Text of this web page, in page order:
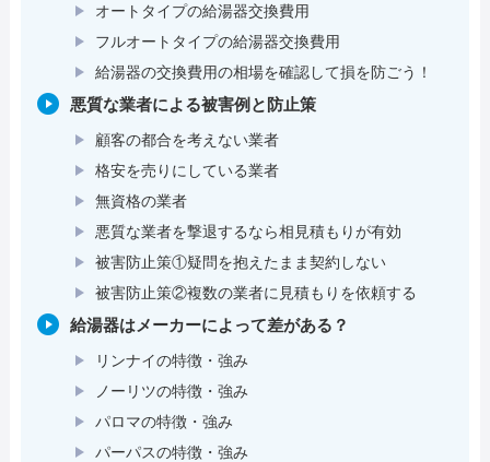
オートタイプの給湯器交換費用
フルオートタイプの給湯器交換費用
給湯器の交換費用の相場を確認して損を防ごう！
悪質な業者による被害例と防止策
顧客の都合を考えない業者
格安を売りにしている業者
無資格の業者
悪質な業者を撃退するなら相見積もりが有効
被害防止策①疑問を抱えたまま契約しない
被害防止策②複数の業者に見積もりを依頼する
給湯器はメーカーによって差がある？
リンナイの特徴・強み
ノーリツの特徴・強み
パロマの特徴・強み
パーパスの特徴・強み